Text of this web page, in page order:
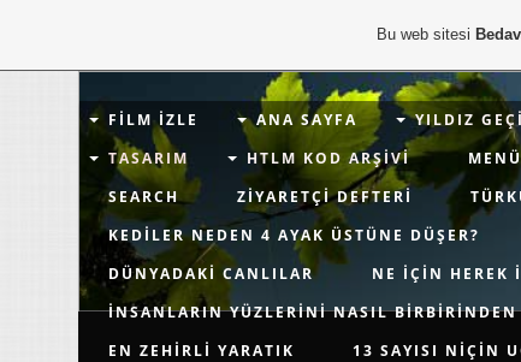
FILM İZLE ANA SAYFA YILDIZ
TASARIM
HTLM KOD ARŞIVI
SEARCH
ZIYARETÇI DEFTERI
KEDILER NEDEN 4 AYAK ÜSTÜNE DÜŞER?
DÜNYADAKI CANLILAR
NE IÇIN HEREK
İNSANLARIN YÜZLERINI NASIL BIRBIRINDEN
EN ZEHIRLI YARATIK
13 SAYISI NIÇIN
Bu web sitesi